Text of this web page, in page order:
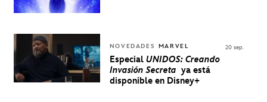
NOVEDADES MARVEL
Especial UNIDOS: Creando
Invasión Secreta ya está
disponible en Disney+
20 sep.